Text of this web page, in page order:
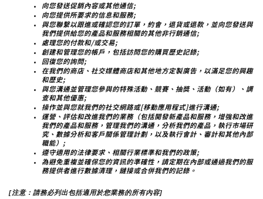
向您發送促銷內容或其他通信;
向您提供所要求的信息和服務;
與您聯繫以跟進或確認您的訂單，約會，退貨或退款，並向您發送與
我們提供給您的產品和服務相關的其他非行銷通信;
處理您的付款和/或交易;
創建和管理您的帳戶，包括訪問您的購買歷史記錄;
回復您的詢問;
在我們的商店、社交媒體商店和其他地方定製廣告，以滿足您的興趣
和歷史;
與您溝通並管理您參與的特殊活動、競賽、抽獎、活動（如有）、調
查和其他優惠;
操作並與您就我們的社交網路或[移動應用程式]進行溝通;
運營、評估和改進我們的業務（包括開發新產品和服務，增強和改進
我們的產品和服務，管理我們的溝通，分析我們的產品，執行市場研
究、數據分析和客戶關係管理計劃，以及執行會計、審計和其他內部
職能）;
遵守適用的法律要求、相關行業標準和我們的政策;
為避免重複並確保您的資訊的準確性，請定期在內部或通過我們的服
務提供者進行數據清理，鏈接或合併我們的記錄。
[注意：請務必列出包括適用於您業務的所有內容]